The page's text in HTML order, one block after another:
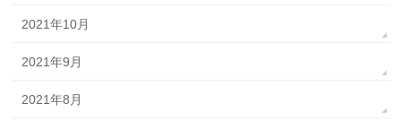
2021年10月
2021年9月
2021年8月